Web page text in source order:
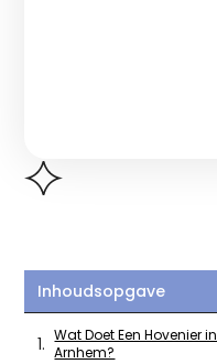
Inhoudsopgave
Wat Doet Een Hovenier in
Arnhem?